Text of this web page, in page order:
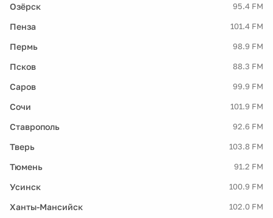
Озёрск 95.4 FM
Пенза 101.4 FM
Пермь 98.9 FM
Псков 88.3 FM
Саров 99.9 FM
Сочи 101.9 FM
Ставрополь 92.6 FM
Тверь 103.8 FM
Тюмень 91.2 FM
Усинск 100.9 FM
Ханты-Мансийск 102.0 FM